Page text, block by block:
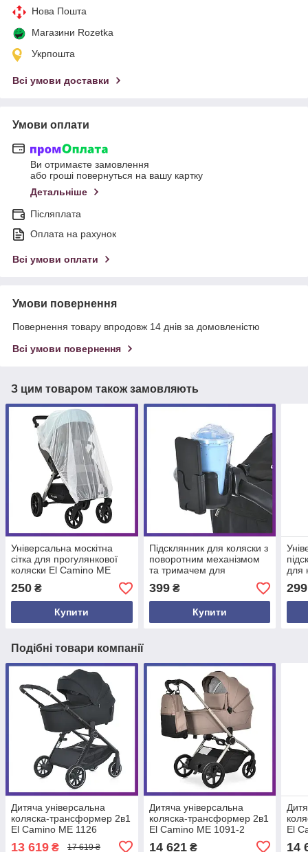
Нова Пошта
Магазини Rozetka
Укрпошта
Всі умови доставки
Умови оплати
Ви отримаєте замовлення
або гроші повернуться на вашу картку
Детальніше
Післяплата
Оплата на рахунок
Всі умови оплати
Умови повернення
Повернення товару впродовж 14 днів за домовленістю
Всі умови повернення
З цим товаром також замовляють
Універсальна москітна
сітка для прогулянкової
коляски El Camino ME
250 ₴
Купити
Підсклянник для коляски з
поворотним механізмом
та тримачем для
телефону El Camino ME
1137
399₴
Купити
для
299
Подібні товари компанії
Дитяча універсальна
коляска-трансформер 2в1
El Camino ME 1126
13 619 ₴ 17 619 ₴
Дитяча універсальна
коляска-трансформер 2в1
El Camino ME 1091-2
PERSONA з дощовиком та
14 621₴
El
14